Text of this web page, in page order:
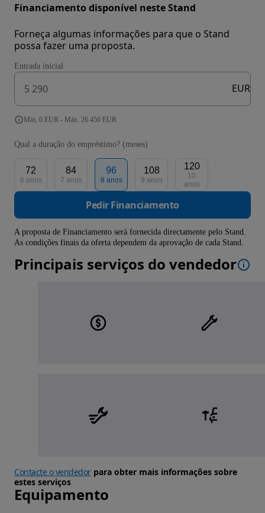
Financiamento disponível neste Stand
Forneça algumas informações para que o Stand
possa fazer uma proposta.
Entrada inicial
EUR
Mín. 0 EUR - Máx. 26 450 EUR
Qual a duração do empréstimo? (meses)
72
6 anos
84
7 anos
96
8 anos
108
9 anos
120
10
anos
Pedir Financiamento
A proposta de Financiamento será fornecida directamente pelo Stand.
As condições finais da oferta dependem da aprovação de cada Stand.
Principais serviços do vendedor
Contacte o vendedorpara obter mais informações sobre
estes serviços
Equipamento